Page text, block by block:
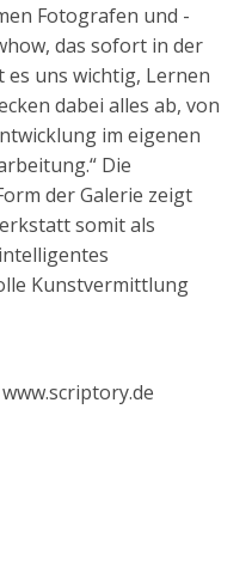
Fotografen und -
das sofort in der
uns wichtig, Lernen
dabei alles ab, von
im eigenen
Die
der Galerie zeigt
somit als
Kunstvermittlung